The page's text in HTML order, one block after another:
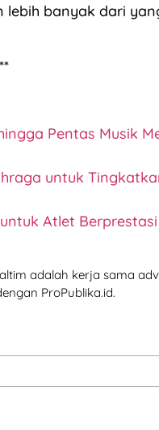
banyak dari
Pentas Musik
untuk
Atlet
adalah kerja sama
ProPublika.id.